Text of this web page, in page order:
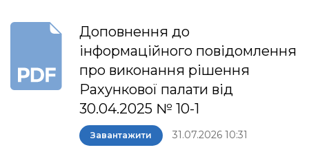
Доповнення до
інформаційного повідомлення
про виконання рішення
Рахункової палати від
30.04.2025 № 10-1
Завантажити 31.07.2026 10:31